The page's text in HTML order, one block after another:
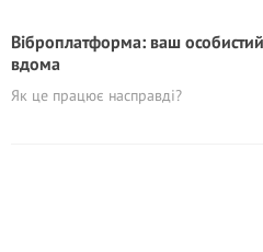
Віброплатформа: ваш
вдома
Як це працює насправді?